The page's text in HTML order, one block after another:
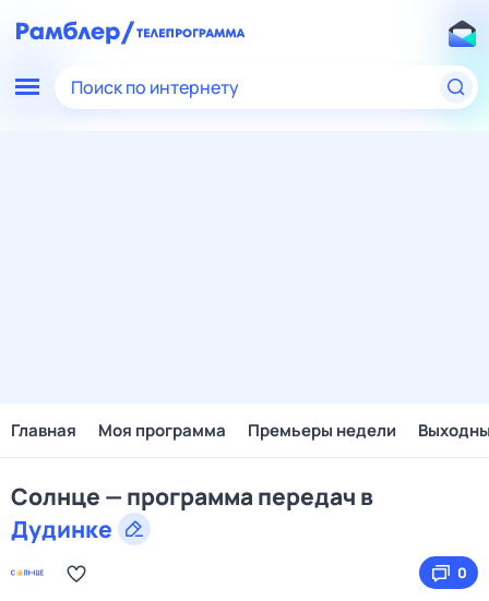
Поиск по интернету
Главная Моя программа Премьеры недели
Солнце — программа передач в
Дудинке
0